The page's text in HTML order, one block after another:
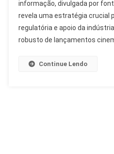
A
Cinemas
Com
informação, divulgada por
revela uma estratégia crucial
regulatória e apoio da
robusto de lançamentos
Continue Lendo